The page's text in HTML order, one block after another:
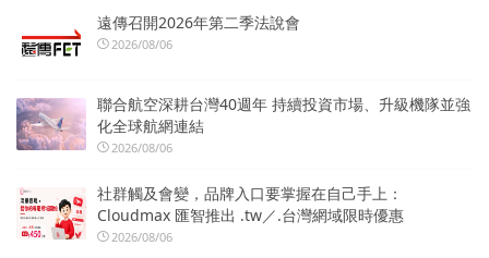
遠傳召開2026年第二季法說會
2026/08/06
聯合航空深耕台灣40週年 持續投資市場、升級機隊並強
化全球航網連結
2026/08/06
社群觸及會變，品牌入口要掌握在自己手上：
Cloudmax 匯智推出 .tw／.台灣網域限時優惠
2026/08/06